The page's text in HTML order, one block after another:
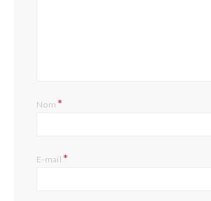
Nom*
E-mail*